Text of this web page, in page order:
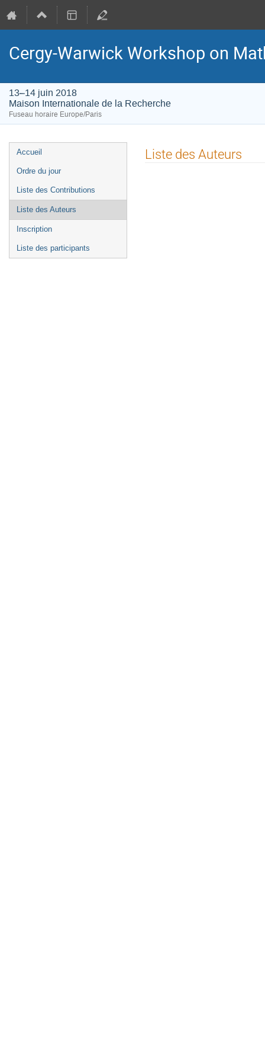
Cergy-Warwick Workshop on
13–14 juin 2018
Maison Internationale de la Recherche
Fuseau horaire Europe/Paris
Menu
de
Accueil
Ordre du jour
Liste des Contributions
Liste des Auteurs
Inscription
Liste des participants
Liste des Auteurs